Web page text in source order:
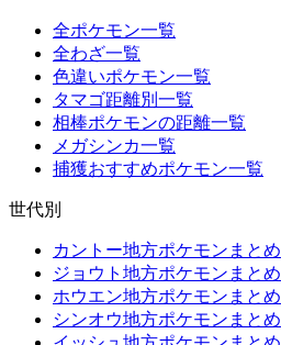
全ポケモン一覧
全わざ一覧
色違いポケモン一覧
タマゴ距離別一覧
相棒ポケモンの距離一覧
メガシンカ一覧
捕獲おすすめポケモン一覧
世代別
カントー地方ポケモンまとめ
ジョウト地方ポケモンまとめ
ホウエン地方ポケモンまとめ
シンオウ地方ポケモンまとめ